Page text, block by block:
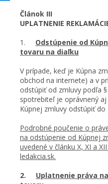
Článok III
UPLATNENIE
1. Odstúpenie od
tovaru na diaľku
V prípade, keď je Kúpna
obchod na internete) a v
odstúpiť od zmluvy podľa
spotrebiteľ je oprávnený
Kúpnej zmluvy odstúpiť
Podrobné poučenie o
na odstúpenie od Kúpnej
uvedené v článku X, XI a
ledakcia.sk.
2. Uplatnenie práva